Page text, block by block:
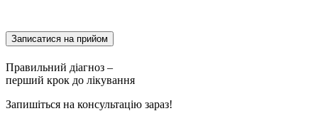
Записатися на прийом
Правильний діагноз –
перший крок до лікування
Запишіться на консультацію зараз!